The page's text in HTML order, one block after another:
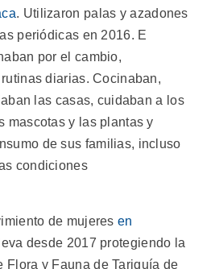
. Utilizaron palas y azadones
periódicas en 2016. E
por el cambio,
diarias. Cocinaban,
las casas, cuidaban a los
mascotas y las plantas y
de sus familias, incluso
condiciones
de mujeres en
desde 2017 protegiendo la
Flora y Fauna de Tariquía de